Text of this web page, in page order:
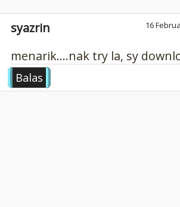
syazrin 16
menarik....nak try la, sy
Balas